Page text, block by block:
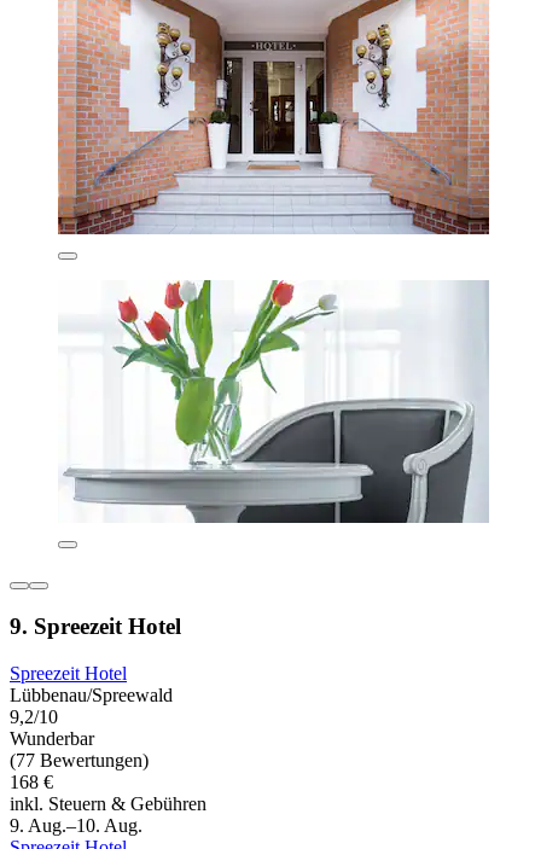
9. Spreezeit Hotel
Spreezeit Hotel
Lübbenau/Spreewald
9,2/10
Wunderbar
(77 Bewertungen)
168 €
inkl. Steuern & Gebühren
9. Aug.–10. Aug.